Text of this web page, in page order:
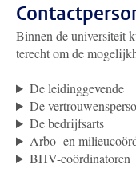
Binnen de universiteit
terecht om de
De leidinggevende
De
De bedrijfsarts
Arbo- en
BHV-coördinatoren